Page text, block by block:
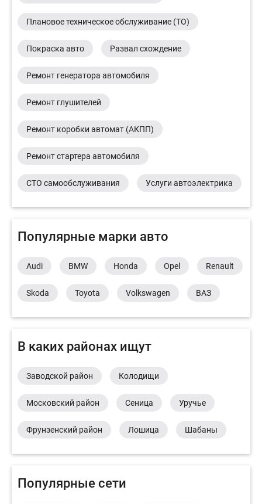
Плановое техническое обслуживание (ТО)
Покраска авто Развал схождение
Ремонт генератора автомобиля
Ремонт глушителей
Ремонт коробки автомат (АКПП)
Ремонт стартера автомобиля
СТО самообслуживания Услуги автоэлектрика
Популярные марки авто
Audi BMW Honda Opel Renault
Skoda Toyota Volkswagen ВАЗ
В каких районах ищут
Заводской район Колодищи
Московский район Сеница Уручье
Фрунзенский район Лошица Шабаны
Популярные сети